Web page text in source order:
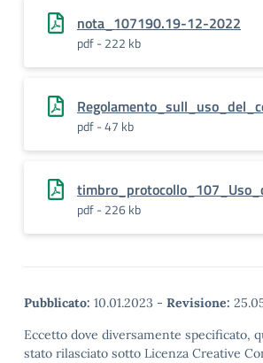
nota_107190.19-12-2022
pdf - 222 kb
pdf - 47 kb
pdf - 226 kb
Pubblicato: 10.01.2023 - Revisione:
Eccetto dove diversamente specificato,
stato rilasciato sotto Licenza Creative